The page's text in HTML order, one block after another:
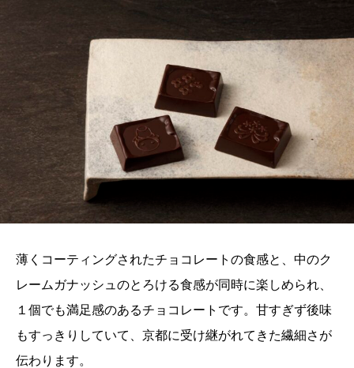
薄くコーティングされたチョコレートの食感と、中のク
レームガナッシュのとろける食感が同時に楽しめられ、
１個でも満足感のあるチョコレートです。甘すぎず後味
もすっきりしていて、京都に受け継がれてきた繊細さが
伝わります。